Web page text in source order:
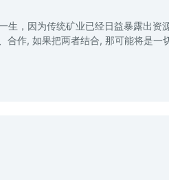
，因为传统矿业已经日益暴露出资
合作, 如果把两者结合, 那可能将是一